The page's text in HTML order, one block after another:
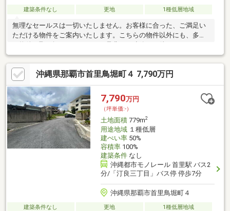
建築条件なし 更地 1種低層地域
無理なセールスは一切いたしません。お客様に合った、ご満足い
ただける物件をご案内いたします。こちらの物件以外にも、多数
す！協定通路面積：約６１㎡※建築条件なし。※敷地内に水路があ
ります。※お好きなプランで建築後に、宅地への地目変更が可能
になります。沖縄県那覇市首里鳥堀町４ 7,790万円
7,790万円
（坪単価:-）
土地面積779m2
用途地域１種低層
建ぺい率50%
容積率100%
建築条件なし
沖縄都市モノレール 首里駅 バス2
分/「汀良三丁目」バス停 停歩7分
沖縄県那覇市首里鳥堀町４
建築条件なし 更地 1種低層地域